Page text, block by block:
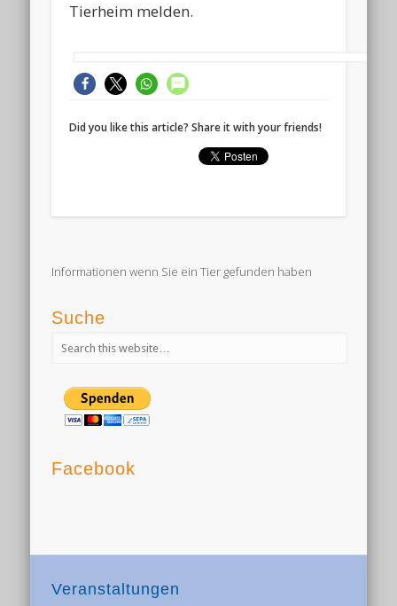
Tierheim melden.
Did you like this article? Share it with your friends!
Informationen wenn Sie ein Tier gefunden haben
Suche
Facebook
Veranstaltungen